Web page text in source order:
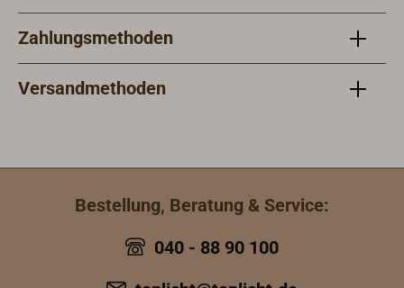
Zahlungsmethoden
Versandmethoden
Bestellung, Beratung & Service:
040 - 88 90 100